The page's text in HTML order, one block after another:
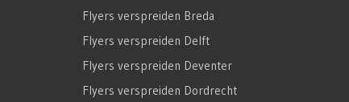
Flyers verspreiden Breda
Flyers verspreiden Delft
Flyers verspreiden Deventer
Flyers verspreiden Dordrecht